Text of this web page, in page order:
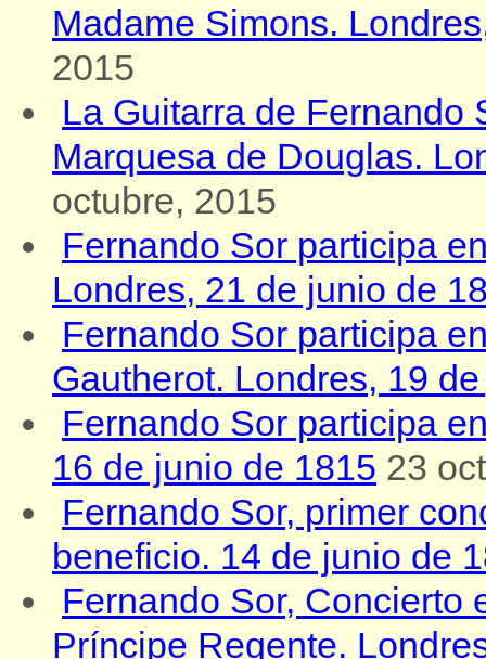
Madame Simons.
2015
La Guitarra de Fernando
Marquesa de Douglas.
octubre, 2015
Fernando Sor participa
Londres, 21 de junio de
Fernando Sor participa
Gautherot. Londres, 19
Fernando Sor participa
16 de junio de 1815 23
Fernando Sor, primer
beneficio. 14 de junio de
Fernando Sor, Concierto
Príncipe Regente.